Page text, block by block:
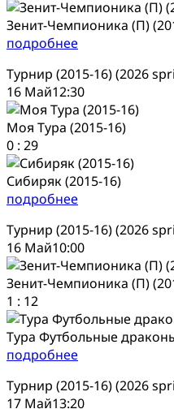
Зенит-Чемпионика (П)
подробнее
Турнир (2015-16) (2026
16 Май12:30
Моя Тура (2015-16)
0 : 29
Сибиряк (2015-16)
подробнее
Турнир (2015-16) (2026
16 Май10:00
Зенит-Чемпионика (П)
1 : 12
Тура Футбольные
подробнее
Турнир (2015-16) (2026
17 Май13:20